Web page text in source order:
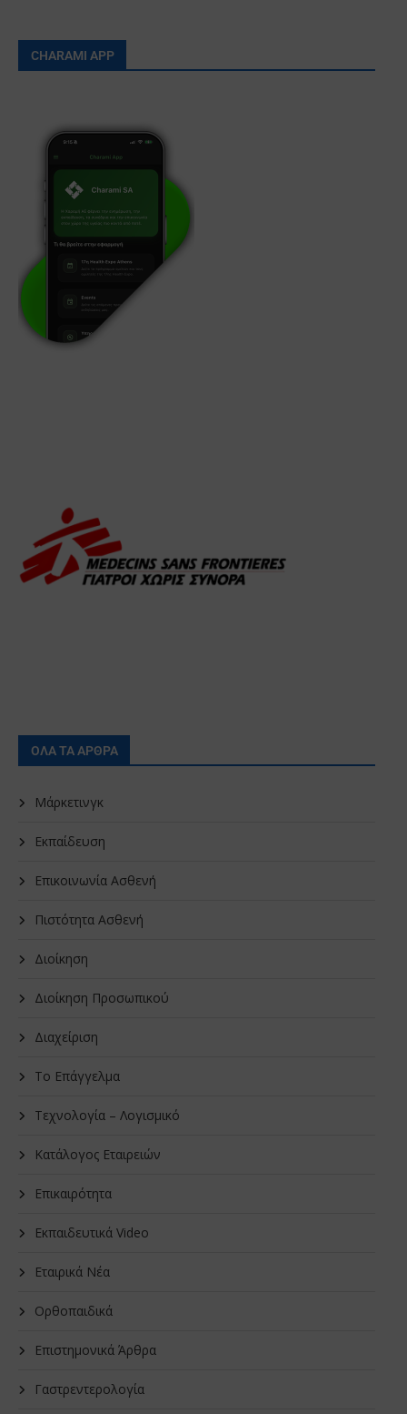
CHARAMI APP
ΟΛΑ ΤΑ ΑΡΘΡΑ
Μάρκετινγκ
Εκπαίδευση
Επικοινωνία Ασθενή
Πιστότητα Ασθενή
Διοίκηση
Διοίκηση Προσωπικού
Διαχείριση
Το Επάγγελμα
Τεχνολογία – Λογισμικό
Κατάλογος Εταιρειών
Επικαιρότητα
Εκπαιδευτικά Video
Εταιρικά Νέα
Oρθοπαιδικά
Επιστημονικά Άρθρα
Γαστρεντερολογία